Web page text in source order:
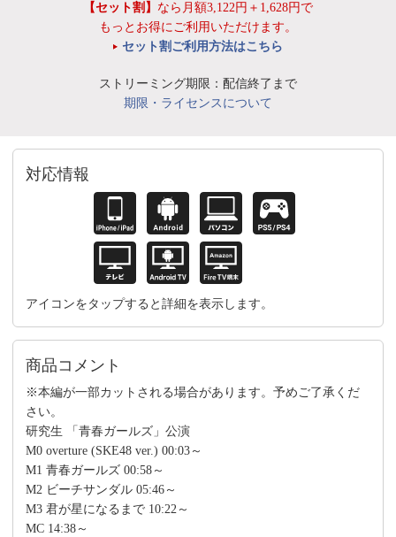
【セット割】 なら月額3,122円＋1,628円で
もっとお得にご利用いただけます。
セット割ご利用方法はこちら
ストリーミング期限：配信終了まで
期限・ライセンスについて
対応情報
アイコンをタップすると詳細を表示します。
商品コメント
※本編が一部カットされる場合があります。予めご了承くだ
さい。
研究生 「青春ガールズ」公演
M0 overture (SKE48 ver.) 00:03～
M1 青春ガールズ 00:58～
M2 ビーチサンダル 05:46～
M3 君が星になるまで 10:22～
MC 14:38～